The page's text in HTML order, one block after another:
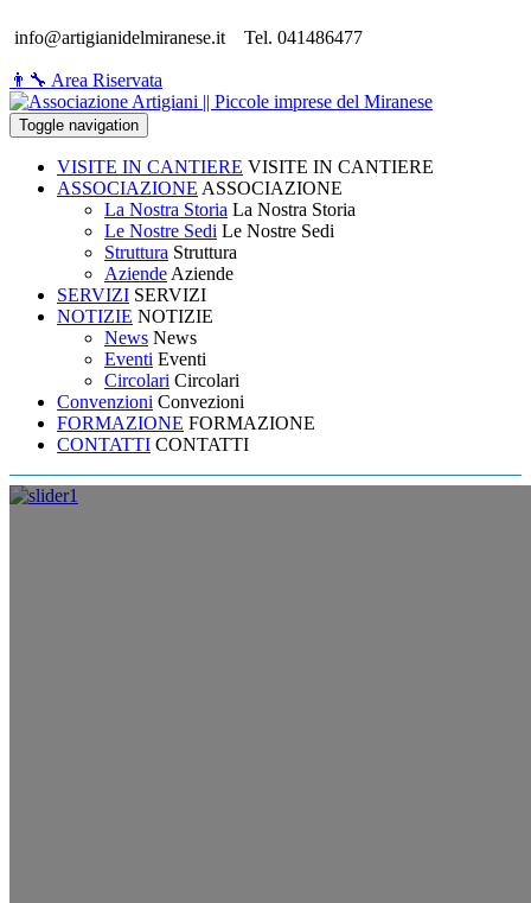
info@artigianidelmiranese.it Tel. 041486477
👨‍🔧 Area Riservata
Toggle navigation
VISITE IN CANTIERE VISITE IN CANTIERE
ASSOCIAZIONE ASSOCIAZIONE
La Nostra Storia La Nostra Storia
Le Nostre Sedi Le Nostre Sedi
Struttura Struttura
Aziende Aziende
SERVIZI SERVIZI
NOTIZIE NOTIZIE
News News
Eventi Eventi
Circolari Circolari
Convenzioni Convezioni
FORMAZIONE FORMAZIONE
CONTATTI CONTATTI